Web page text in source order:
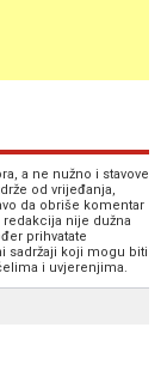
a ne nužno i stavove
od vrijeđanja,
da obriše komentar
nije dužna
prihvatate
sadržaji koji mogu biti
i uvjerenjima.